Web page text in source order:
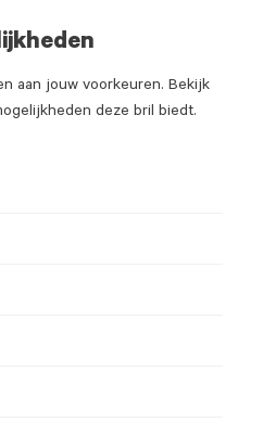
aan jouw voorkeuren. Bekijk
deze bril biedt.